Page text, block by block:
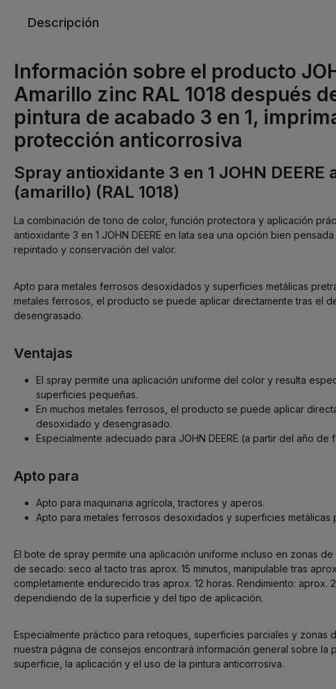
Descripción
Información sobre el producto
Amarillo zinc RAL 1018 después
pintura de acabado 3 en 1,
protección anticorrosiva
Spray antioxidante 3 en 1 JOHN DEERE
(amarillo) (RAL 1018)
La combinación de tono de color, función protectora y aplicación
antioxidante 3 en 1 JOHN DEERE en lata sea una opción bien
repintado y conservación del valor.
Apto para metales ferrosos desoxidados y superficies metálicas
metales ferrosos, el producto se puede aplicar directamente tras el
desengrasado.
Ventajas
El spray permite una aplicación uniforme del color y resulta
superficies pequeñas.
En muchos metales ferrosos, el producto se puede aplicar
desoxidado y desengrasado.
Especialmente adecuado para JOHN DEERE (a partir del año de
Apto para
Apto para maquinaria agrícola, tractores y aperos.
Apto para metales ferrosos desoxidados y superficies metálicas
El bote de spray permite una aplicación uniforme incluso en zonas
de secado: seco al tacto tras aprox. 15 minutos, manipulable tras
completamente endurecido tras aprox. 12 horas. Rendimiento: aprox. 2
dependiendo de la superficie y del tipo de aplicación.
Especialmente práctico para retoques, superficies parciales y zonas
nuestra página de consejos encontrará información general sobre la
superficie, la aplicación y el uso de la pintura anticorrosiva.